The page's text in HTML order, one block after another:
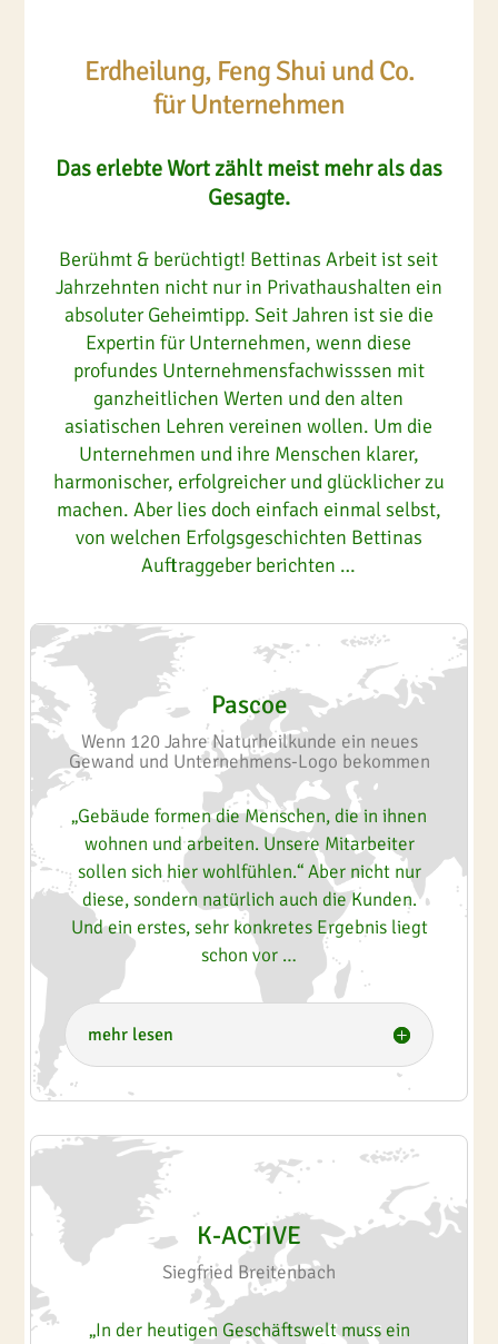
Erdheilung, Feng Shui und Co.
für Unternehmen
Das erlebte Wort zählt meist mehr als das
Gesagte.
Berühmt & berüchtigt! Bettinas Arbeit ist seit
Jahrzehnten nicht nur in Privathaushalten ein
absoluter Geheimtipp. Seit Jahren ist sie die
Expertin für Unternehmen, wenn diese
profundes Unternehmensfachwisssen mit
ganzheitlichen Werten und den alten
asiatischen Lehren vereinen wollen. Um die
Unternehmen und ihre Menschen klarer,
harmonischer, erfolgreicher und glücklicher zu
machen. Aber lies doch einfach einmal selbst,
von welchen Erfolgsgeschichten Bettinas
Auftraggeber berichten …
Pascoe
Wenn 120 Jahre Naturheilkunde ein neues
Gewand und Unternehmens-Logo bekommen
„Gebäude formen die Menschen, die in ihnen
wohnen und arbeiten. Unsere Mitarbeiter
sollen sich hier wohlfühlen.“ Aber nicht nur
diese, sondern natürlich auch die Kunden.
Und ein erstes, sehr konkretes Ergebnis liegt
schon vor …
mehr lesen
K-ACTIVE
Siegfried Breitenbach
„In der heutigen Geschäftswelt muss ein